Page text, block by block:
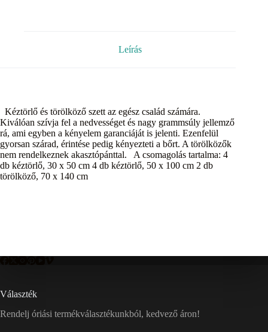
Leírás
Kéztörlő és törölköző szett az egész család számára.
Kiválóan szívja fel a nedvességet és nagy grammsúly jellemző
rá, ami egyben a kényelem garanciáját is jelenti. Ezenfelül
gyorsan szárad, érintése pedig kényezteti a bőrt. A törölközők
nem rendelkeznek akasztópánttal. A csomagolás tartalma: 4
db kéztörlő, 30 x 50 cm 4 db kéztörlő, 50 x 100 cm 2 db
törölköző, 70 x 140 cm
Választék
Rendelj óriási termékválasztékunkból, kedvező áron!